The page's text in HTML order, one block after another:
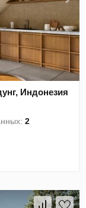
Индонезия
2